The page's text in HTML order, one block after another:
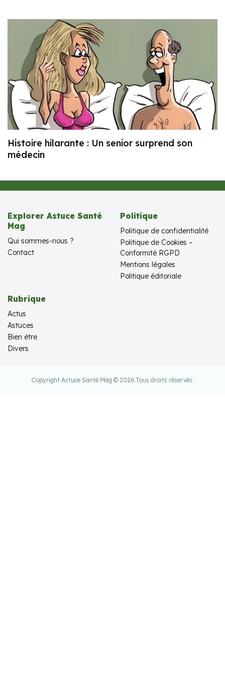
Histoire hilarante : Un senior surprend son
médecin
Explorer Astuce Santé
Mag
Qui sommes-nous ?
Contact
Politique
Politique de confidentialité
Politique de Cookies –
Conformité RGPD
Mentions légales
Politique éditoriale
Rubrique
Actus
Astuces
Bien être
Divers
Copyright Astuce Santé Mag © 2026.Tous droits réservés.